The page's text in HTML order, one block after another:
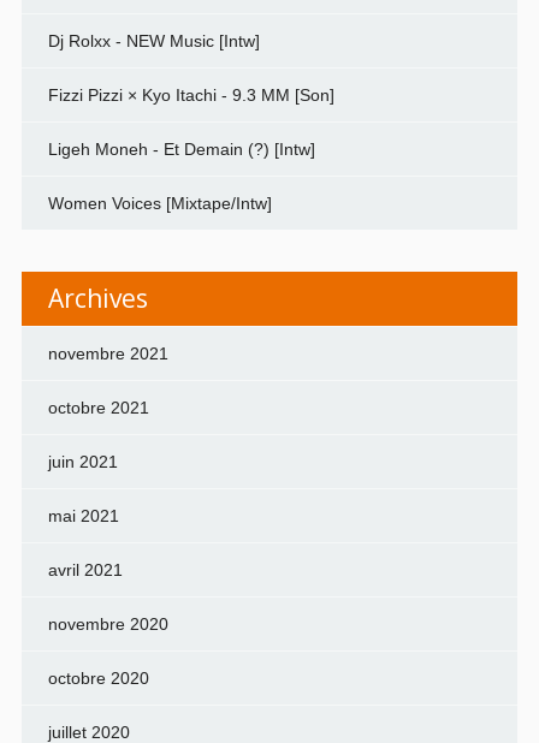
Dj Rolxx - NEW Music [Intw]
Fizzi Pizzi × Kyo Itachi - 9.3 MM [Son]
Ligeh Moneh - Et Demain (?) [Intw]
Women Voices [Mixtape/Intw]
Archives
novembre 2021
octobre 2021
juin 2021
mai 2021
avril 2021
novembre 2020
octobre 2020
juillet 2020